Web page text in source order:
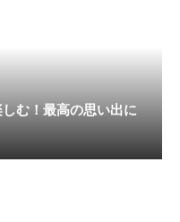
む！最高の思い出に